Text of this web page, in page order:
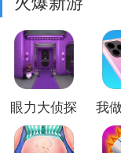
眼力大侦探